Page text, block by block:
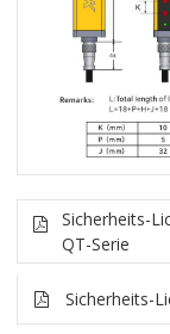
Sicherheits-
QT-Serie
Sicherheits-